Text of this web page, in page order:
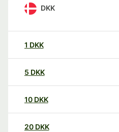
DKK
1 DKK
5 DKK
10 DKK
20 DKK